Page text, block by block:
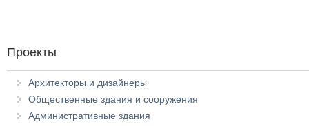
Проекты
Архитекторы и дизайнеры
Общественные здания и сооружения
Административные здания